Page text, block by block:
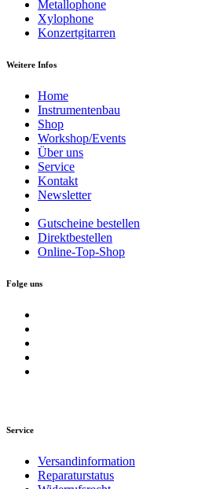
Metallophone
Xylophone
Konzertgitarren
Weitere Infos
Home
Instrumentenbau
Shop
Workshop/Events
Über uns
Service
Kontakt
Newsletter
Gutscheine bestellen
Direktbestellen
Online-Top-Shop
Folge uns
Service
Versandinformation
Reparaturstatus